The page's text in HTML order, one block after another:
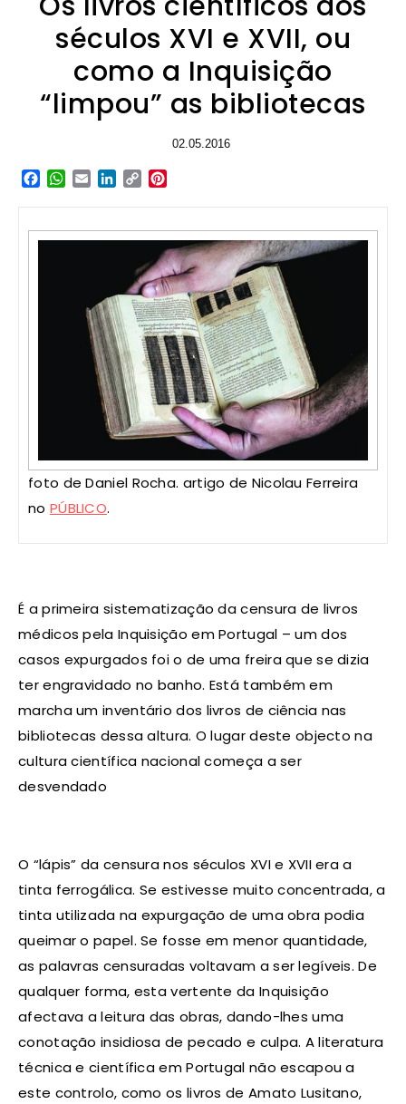
séculos XVI e XVII, ou
como a Inquisição
“limpou” as bibliotecas
02.05.2016
Facebook
WhatsApp
EmailLinkedIn
Copy
foto de Daniel Rocha. artigo de Nicolau Ferreira
no PÚBLICO.
É a primeira sistematização da censura de livros
médicos pela Inquisição em Portugal – um dos
casos expurgados foi o de uma freira que se dizia
ter engravidado no banho. Está também em
marcha um inventário dos livros de ciência nas
bibliotecas dessa altura. O lugar deste objecto na
cultura científica nacional começa a ser
desvendado
O “lápis” da censura nos séculos XVI e XVII era a
tinta ferrogálica. Se estivesse muito concentrada, a
tinta utilizada na expurgação de uma obra podia
queimar o papel. Se fosse em menor quantidade,
as palavras censuradas voltavam a ser legíveis. De
qualquer forma, esta vertente da Inquisição
afectava a leitura das obras, dando-lhes uma
conotação insidiosa de pecado e culpa. A literatura
técnica e científica em Portugal não escapou a
este controlo, como os livros de Amato Lusitano,